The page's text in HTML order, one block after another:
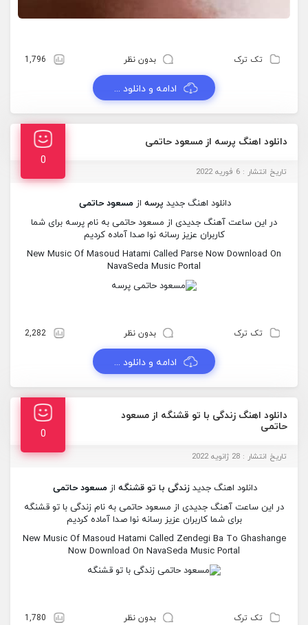
تک ترک بدون نظر 1,796
ادامه و دانلود ...
دانلود اهنگ پرسه از مسعود حاتمی
0
تاریخ انتشار : 6 فوریه 2022
دانلود اهنگ جدید پرسه ازمسعود حاتمی
در این ساعت آهنگ جدیدی از مسعود حاتمی به نام پرسه برای شما
کاربران عزیز رسانه نوا صدا آماده کردیم
New Music Of Masoud Hatami Called Parse Now Download On
NavaSeda Music Portal
تک ترک بدون نظر 2,282
ادامه و دانلود ...
دانلود اهنگ زندگی با تو قشنگه از مسعود
حاتمی
0
تاریخ انتشار : 28 ژانویه 2022
دانلود اهنگ جدیدزندگی با تو قشنگه ازمسعود حاتمی
در این ساعت آهنگ جدیدی از مسعود حاتمی به نام زندگی با تو قشنگه
برای شما کاربران عزیز رسانه نوا صدا آماده کردیم
New Music Of Masoud Hatami Called Zendegi Ba To Ghashange
Now Download On NavaSeda Music Portal
تک ترک بدون نظر 1,780